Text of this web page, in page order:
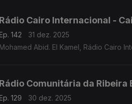
Rádio Cairo Internacional -
142
31 dez. 2025
Mohamed Abid. El Kamel, Rádio Cairo
Rádio Comunitária da Ribeira
129
30 dez. 2025